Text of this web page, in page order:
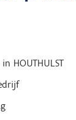
in HOUTHULST